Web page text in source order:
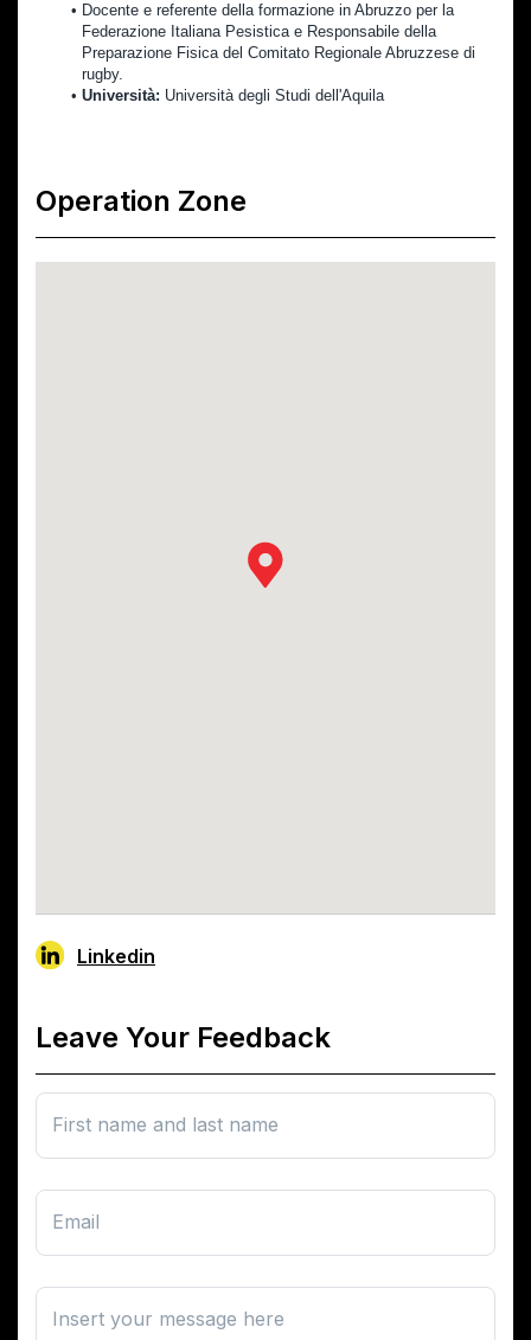
Docente e referente della formazione in Abruzzo per la
Federazione Italiana Pesistica e Responsabile della
Preparazione Fisica del Comitato Regionale Abruzzese di
rugby.
Università: Università degli Studi dell'Aquila
Operation Zone
Linkedin
Leave Your Feedback
First name and last name
Email
Insert your message here